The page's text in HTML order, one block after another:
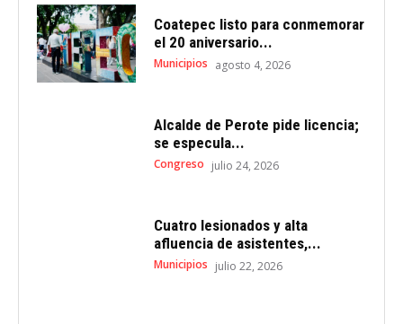
Coatepec listo para conmemorar
el 20 aniversario...
Municipios agosto 4, 2026
Alcalde de Perote pide licencia;
se especula...
Congreso julio 24, 2026
Cuatro lesionados y alta
afluencia de asistentes,...
Municipios julio 22, 2026